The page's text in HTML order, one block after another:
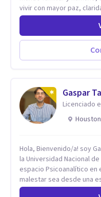
vivir con mayor paz,
profundamente que la
ciclo —personal,
oportunidades de
combinación de
herramientas
eres. Mi misión es
lo que aún pesa,
relación contigo misma y
herramientas prácticas
familiar y la fe se
terapéuticos
humanos. Te acompaño
en cada etapa de tu vida.
Gaspar
Licenciado
Houston
Hola, Bienvenido/a! soy
la Universidad Nacional
espacio Psicoanalítico
malestar sea desde una
rescatando lo singular de